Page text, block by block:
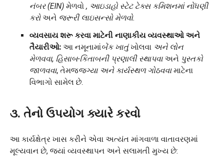
નંબર (EIN) મેળવો , આઇડાહો સ્ટેટ ટેક્સ કમિશનમાં નોંધણી
કરોઅને જરૂરી લાઇસન્સો મેળવો.
વ્યવસાય શરૂ કરવા માટેની નાણાકીય વ્યવસ્થાઓ અને
તૈયારીઓ: આ નમૂનામાંબેંક ખાતુંખોલવા અને લોન
મેળવવા, હિસાબ-કિતાબની પ્રણાલી સ્થાપવાઅને પુસ્તકો
જાળવવા, તેમજજગ્યા અને કાર્યસ્થળ ગોઠવવામાટેના
વિભાગો સામેલ છે.
૩. તેનો ઉપયોગ ક્યારે કરવો
આ કાર્યક્ષેત્ર ખાસ કરીને એવા અત્યંત માંગવાળા વાતાવરણમાં
મૂલ્યવાન છે, જ્યાં વ્યવસ્થાપન અને સલામતી મુખ્ય છે: